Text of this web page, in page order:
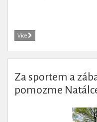
Více
Za sportem a
pomozme